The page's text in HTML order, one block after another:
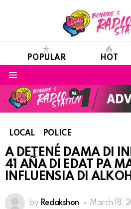
POPULAR HOT
LOCAL POLICE
A DETENÉ DAMA DI
41 AÑA DI EDAT PA
INFLUENSIA DI
by Redakshon March 18,